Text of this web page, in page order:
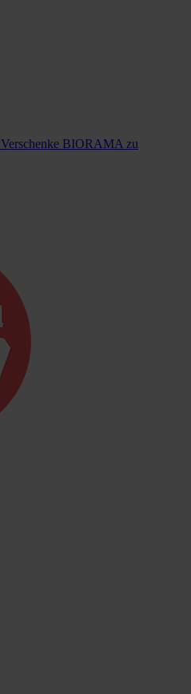
Verschenke BIORAMA zu